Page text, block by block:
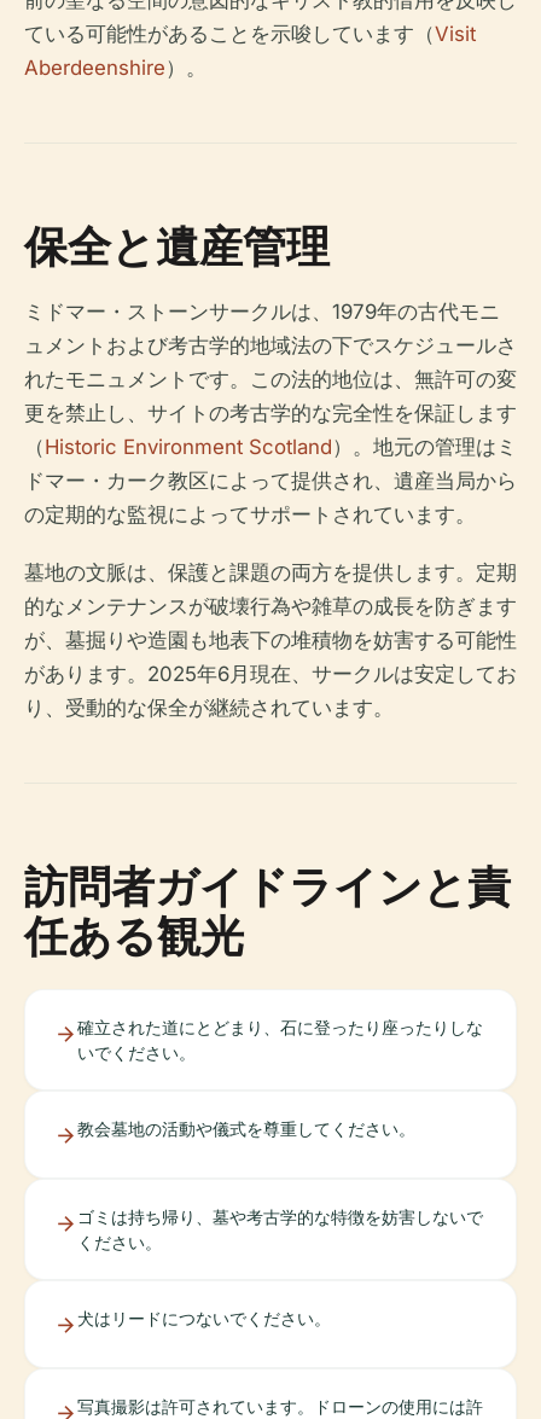
ている可能性があることを示唆しています（Visit
Aberdeenshire）。
保全と遺産管理
ミドマー・ストーンサークルは、1979年の古代モニ
ュメントおよび考古学的地域法の下でスケジュールさ
れたモニュメントです。この法的地位は、無許可の変
更を禁止し、サイトの考古学的な完全性を保証します
（Historic Environment Scotland）。地元の管理はミ
ドマー・カーク教区によって提供され、遺産当局から
の定期的な監視によってサポートされています。
墓地の文脈は、保護と課題の両方を提供します。定期
的なメンテナンスが破壊行為や雑草の成長を防ぎます
が、墓掘りや造園も地表下の堆積物を妨害する可能性
があります。2025年6月現在、サークルは安定してお
り、受動的な保全が継続されています。
訪問者ガイドラインと責
任ある観光
確立された道にとどまり、石に登ったり座ったりしな
いでください。
教会墓地の活動や儀式を尊重してください。
ゴミは持ち帰り、墓や考古学的な特徴を妨害しないで
ください。
犬はリードにつないでください。
写真撮影は許可されています。ドローンの使用には許